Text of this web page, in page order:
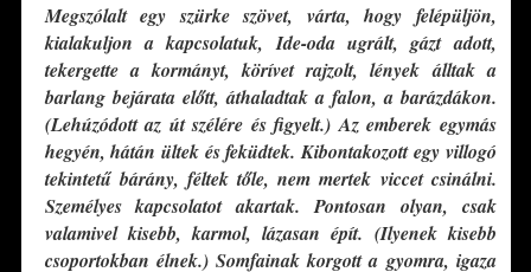
Megszólalt egy szürke szövet, várta, hogy felépüljön,
kialakuljon a kapcsolatuk, Ide-oda ugrált, gázt adott,
tekergette a kormányt, körívet rajzolt, lények álltak a
barlang bejárata előtt, áthaladtak a falon, a barázdákon.
(Lehúzódott az út szélére és figyelt.) Az emberek egymás
hegyén, hátán ültek és feküdtek. Kibontakozott egy villogó
tekintetű bárány, féltek tőle, nem mertek viccet csinálni.
Személyes kapcsolatot akartak. Pontosan olyan, csak
valamivel kisebb, karmol, lázasan épít. (Ilyenek kisebb
csoportokban élnek.) Somfainak korgott a gyomra, igaza